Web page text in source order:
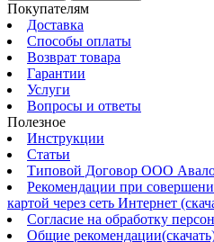
Покупателям
Доставка
Способы оплаты
Возврат товара
Гарантии
Услуги
Вопросы и ответы
Полезное
Инструкции
Статьи
Типовой Договор ООО
Рекомендации при
картой через сеть Интернет
Согласие на обработку
Общие